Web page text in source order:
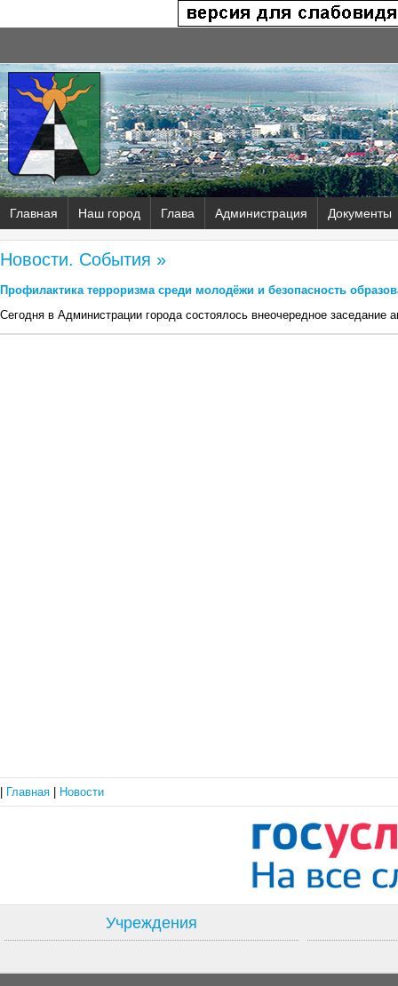
Главная Наш город Глава Администрация Документы
Новости. События »
Профилактика терроризма среди молодёжи и безопасность
Сегодня в Администрации города состоялось внеочередное заседание
Главная Новости
Учреждения